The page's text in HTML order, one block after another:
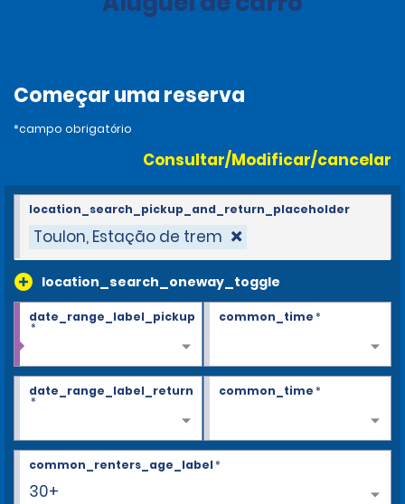
Começar uma reserva
*campo obrigatório
Consultar/Modificar/cancelar
Toulon, Estação de trem
location_search_oneway_toggle
location_search_pickup_and_return_placeholder
date_range_label_pickup
*
common_time*
date_range_label_return
*
common_time*
30+
common_renters_age_label*